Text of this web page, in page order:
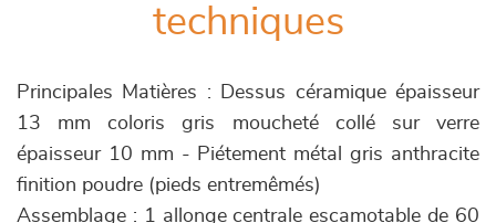
techniques
Principales Matières : Dessus céramique épaisseur
13 mm coloris gris moucheté collé sur verre
épaisseur 10 mm - Piétement métal gris anthracite
finition poudre (pieds entremêmés)
Assemblage : 1 allonge centrale escamotable de 60